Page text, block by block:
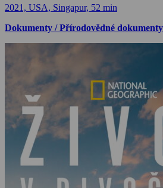
2021, USA, Singapur, 52 min
Dokumenty / Přírodovědné dokumenty